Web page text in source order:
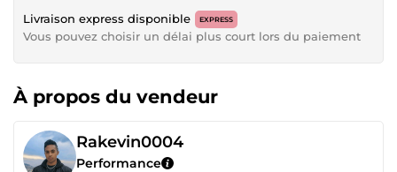
Livraison express disponible EXPRESS
Vous pouvez choisir un délai plus court lors du paiement
À propos du vendeur
Rakevin0004
Performance